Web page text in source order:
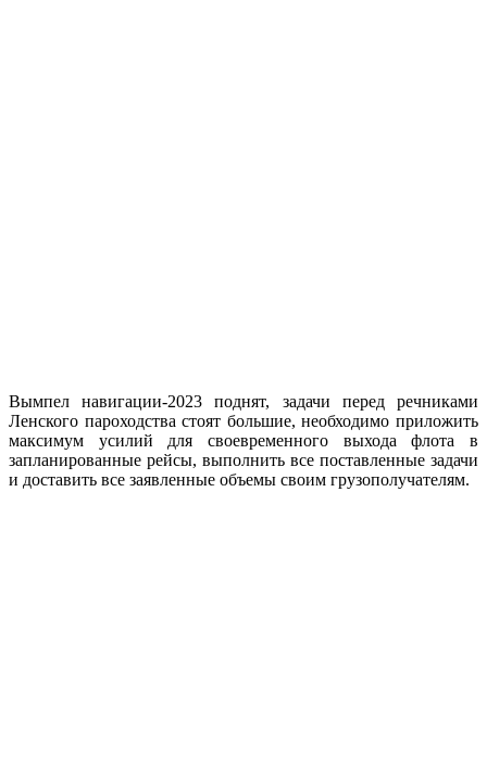
Вымпел навигации-2023 поднят, задачи перед речниками
Ленского пароходства стоят большие, необходимо приложить
максимум усилий для своевременного выхода флота в
запланированные рейсы, выполнить все поставленные задачи
и доставить все заявленные объемы своим грузополучателям.